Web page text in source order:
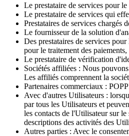
Le prestataire de services pour
Le prestataire de services qui
Prestataires de services chargés
Le fournisseur de la solution
Des prestataires de services
pour le traitement des
Le prestataire de vérification
Sociétés affiliées : Nous
Les affiliés comprennent la
Partenaires commerciaux :
Avec d'autres Utilisateurs :
par tous les Utilisateurs et
les contacts de l'Utilisateur sur
descriptions des activités des
Autres parties : Avec le